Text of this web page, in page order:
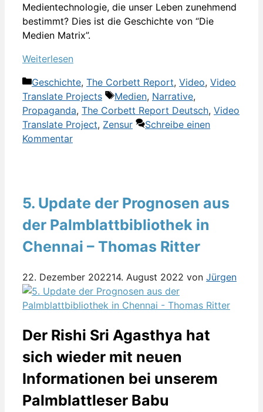
Medientechnologie, die unser Leben zunehmend
bestimmt? Dies ist die Geschichte von “Die
Medien Matrix”.
Weiterlesen
Kategorien
Geschichte, The Corbett Report, Video, Video
Translate Projects
Schlagwörter
Medien, Narrative,
Propaganda, The Corbett Report Deutsch, Video
Translate Project, Zensur
Schreibe einen
Kommentar
5. Update der Prognosen aus
der Palmblattbibliothek in
Chennai – Thomas Ritter
22. Dezember 202214. August 2022 von Jürgen
Der Rishi Sri Agasthya hat
sich wieder mit neuen
Informationen bei unserem
Palmblattleser Babu